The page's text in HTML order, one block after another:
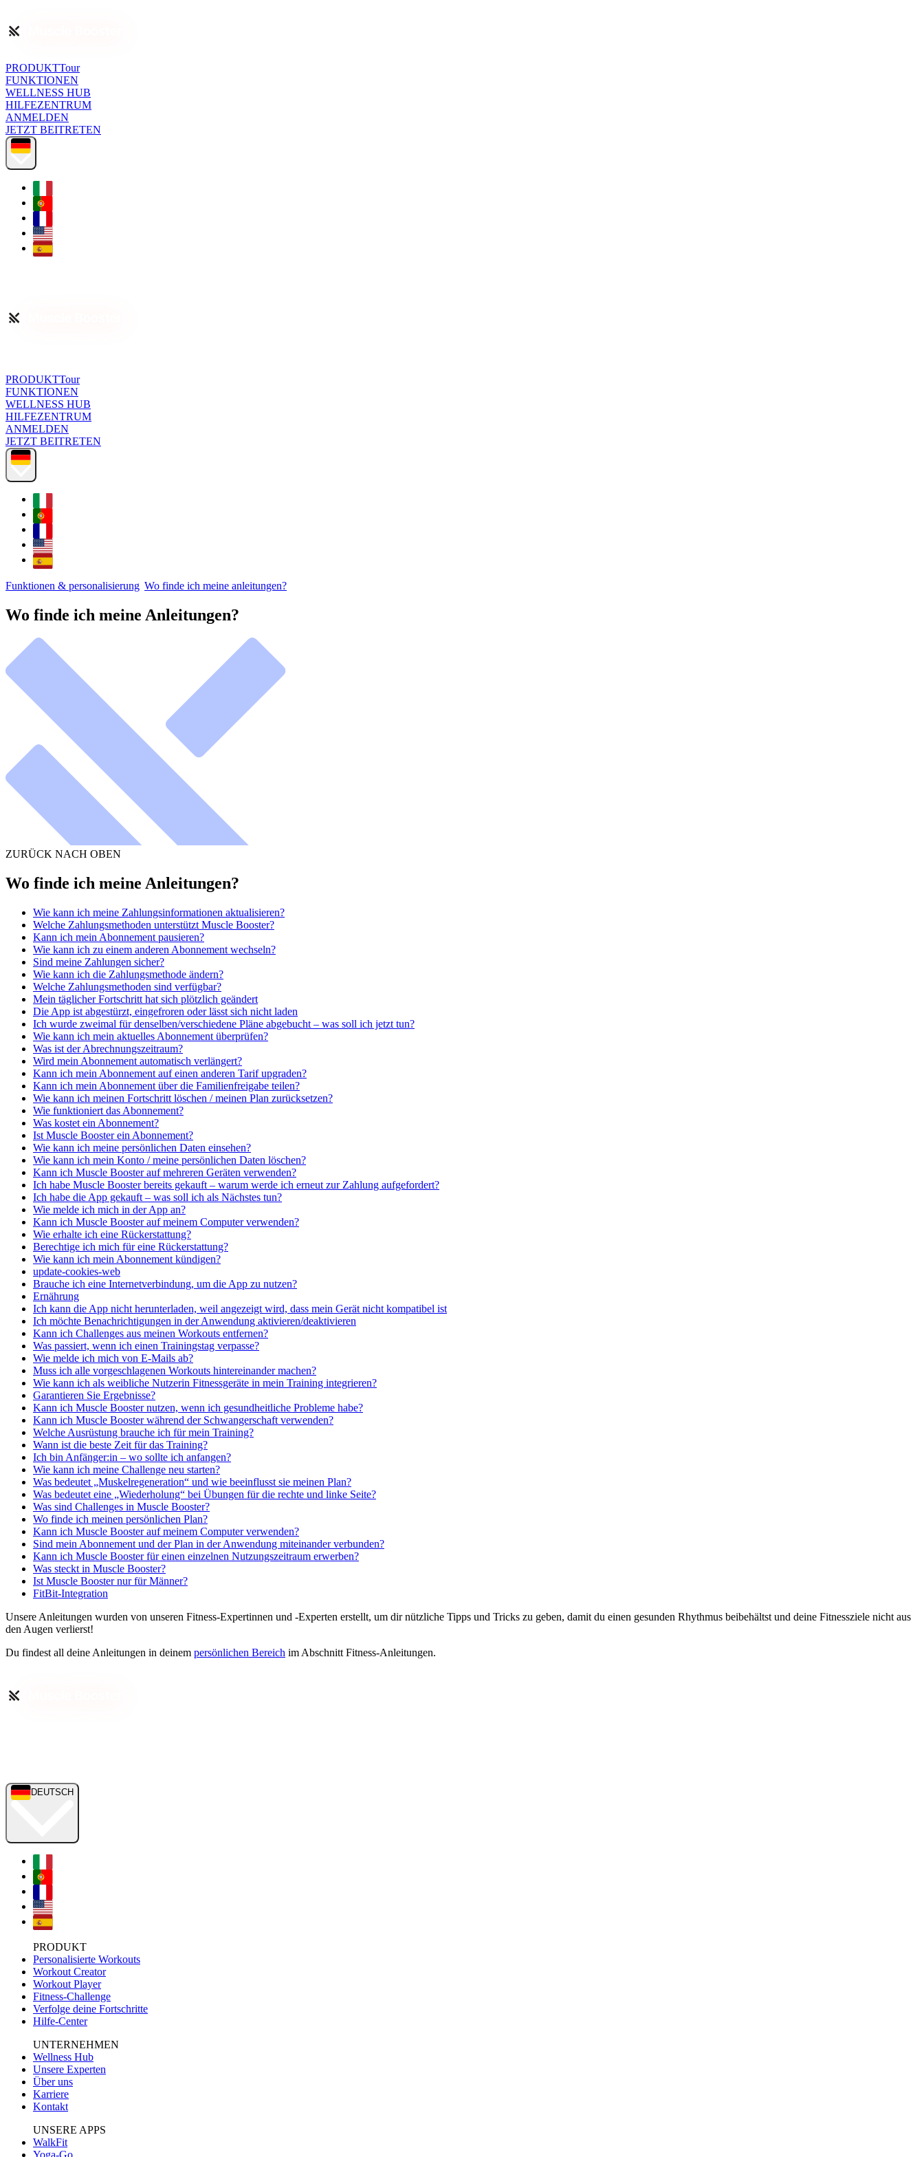
PRODUKTTour
FUNKTIONEN
WELLNESS HUB
HILFEZENTRUM
ANMELDEN
JETZT BEITRETEN
PRODUKTTour
FUNKTIONEN
WELLNESS HUB
HILFEZENTRUM
ANMELDEN
JETZT BEITRETEN
Funktionen & personalisierung Wo finde ich meine anleitungen?
Wo finde ich meine Anleitungen?
ZURÜCK NACH OBEN
Wo finde ich meine Anleitungen?
Wie kann ich meine Zahlungsinformationen aktualisieren?
Welche Zahlungsmethoden unterstützt Muscle Booster?
Kann ich mein Abonnement pausieren?
Wie kann ich zu einem anderen Abonnement wechseln?
Sind meine Zahlungen sicher?
Wie kann ich die Zahlungsmethode ändern?
Welche Zahlungsmethoden sind verfügbar?
Mein täglicher Fortschritt hat sich plötzlich geändert
Die App ist abgestürzt, eingefroren oder lässt sich nicht laden
Ich wurde zweimal für denselben/verschiedene Pläne abgebucht – was soll ich jetzt tun?
Wie kann ich mein aktuelles Abonnement überprüfen?
Was ist der Abrechnungszeitraum?
Wird mein Abonnement automatisch verlängert?
Kann ich mein Abonnement auf einen anderen Tarif upgraden?
Kann ich mein Abonnement über die Familienfreigabe teilen?
Wie kann ich meinen Fortschritt löschen / meinen Plan zurücksetzen?
Wie funktioniert das Abonnement?
Was kostet ein Abonnement?
Ist Muscle Booster ein Abonnement?
Wie kann ich meine persönlichen Daten einsehen?
Wie kann ich mein Konto / meine persönlichen Daten löschen?
Kann ich Muscle Booster auf mehreren Geräten verwenden?
Ich habe Muscle Booster bereits gekauft – warum werde ich erneut zur Zahlung aufgefordert?
Ich habe die App gekauft – was soll ich als Nächstes tun?
Wie melde ich mich in der App an?
Kann ich Muscle Booster auf meinem Computer verwenden?
Wie erhalte ich eine Rückerstattung?
Berechtige ich mich für eine Rückerstattung?
Wie kann ich mein Abonnement kündigen?
update-cookies-web
Brauche ich eine Internetverbindung, um die App zu nutzen?
Ernährung
Ich kann die App nicht herunterladen, weil angezeigt wird, dass mein Gerät nicht kompatibel ist
Ich möchte Benachrichtigungen in der Anwendung aktivieren/deaktivieren
Kann ich Challenges aus meinen Workouts entfernen?
Was passiert, wenn ich einen Trainingstag verpasse?
Wie melde ich mich von E-Mails ab?
Muss ich alle vorgeschlagenen Workouts hintereinander machen?
Wie kann ich als weibliche Nutzerin Fitnessgeräte in mein Training integrieren?
Garantieren Sie Ergebnisse?
Kann ich Muscle Booster nutzen, wenn ich gesundheitliche Probleme habe?
Kann ich Muscle Booster während der Schwangerschaft verwenden?
Welche Ausrüstung brauche ich für mein Training?
Wann ist die beste Zeit für das Training?
Ich bin Anfänger:in – wo sollte ich anfangen?
Wie kann ich meine Challenge neu starten?
Was bedeutet „Muskelregeneration“ und wie beeinflusst sie meinen Plan?
Was bedeutet eine „Wiederholung“ bei Übungen für die rechte und linke Seite?
Was sind Challenges in Muscle Booster?
Wo finde ich meinen persönlichen Plan?
Kann ich Muscle Booster auf meinem Computer verwenden?
Sind mein Abonnement und der Plan in der Anwendung miteinander verbunden?
Kann ich Muscle Booster für einen einzelnen Nutzungszeitraum erwerben?
Was steckt in Muscle Booster?
Ist Muscle Booster nur für Männer?
FitBit-Integration
Unsere Anleitungen wurden von unseren Fitness-Expertinnen und -Experten erstellt, um dir nützliche Tipps und Tricks zu geben, damit du einen gesunden Rhythmus beibehältst und deine Fitnessziele nicht aus
den Augen verlierst!
Du findest all deine Anleitungen in deinem persönlichen Bereich im Abschnitt Fitness-Anleitungen.
DEUTSCH
PRODUKT
Personalisierte Workouts
Workout Creator
Workout Player
Fitness-Challenge
Verfolge deine Fortschritte
Hilfe-Center
UNTERNEHMEN
Wellness Hub
Unsere Experten
Über uns
Karriere
Kontakt
UNSERE APPS
WalkFit